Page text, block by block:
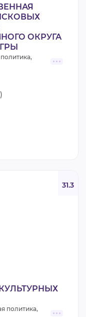
ОКРУГА
31.3
политика,